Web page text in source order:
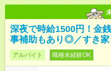
深夜で時給1500円！金
事補助もあり◎／すき
アルバイト 職種未経験OK